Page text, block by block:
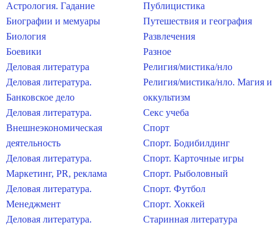
Астрология. Гадание
Биографии и мемуары
Биология
Боевики
Деловая литература
Деловая литература.
Банковское дело
Деловая литература.
Внешнеэкономическая
деятельность
Деловая литература.
Маркетинг, PR, реклама
Деловая литература.
Менеджмент
Деловая литература.
Публицистика
Путешествия и география
Развлечения
Разное
Религия/мистика/нло
Религия/мистика/нло. Магия и
оккультизм
Секс учеба
Спорт
Спорт. Бодибилдинг
Спорт. Карточные игры
Спорт. Рыболовный
Спорт. Футбол
Спорт. Хоккей
Старинная литература